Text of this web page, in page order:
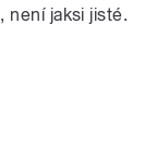
není jaksi jisté.